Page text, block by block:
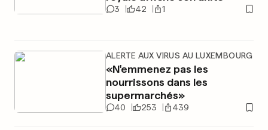
3 42 1
ALERTE AUX VIRUS AU LUXEMBOURG
«N'emmenez pas les
nourrissons dans les
supermarchés»
40 253 439